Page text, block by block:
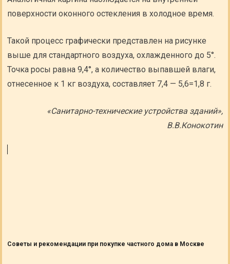
поверхности оконного остекления в холодное время.
Такой процесс графически представлен на рисунке
выше для стандартного воздуха, охлажденного до 5°.
Точка росы равна 9,4°, а количество выпавшей влаги,
отнесенное к 1 кг воздуха, составляет 7,4 — 5,6=1,8 г.
«Санитарно-технические устройства зданий»,
В.В.Конокотин
Советы и рекомендации при покупке частного дома в Москве